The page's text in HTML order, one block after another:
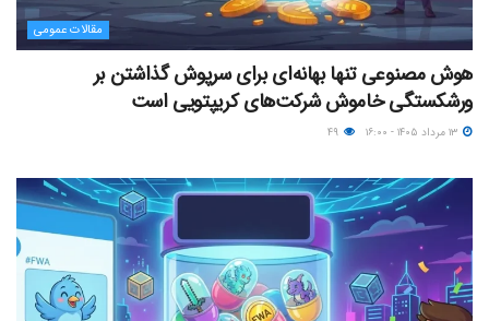
مقالات عمومی
هوش مصنوعی تنها بهانه‌ای برای سرپوش گذاشتن بر
ورشکستگی خاموش شرکت‌های کریپتویی است